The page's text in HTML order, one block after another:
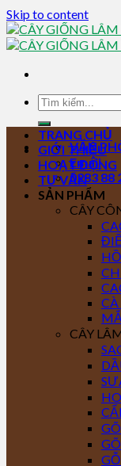
Skip to content
VĂN
Email
0283 88
TRANG CHỦ
GIỚI THIỆU
HOẠT ĐỘNG
TƯ VẤN
SẢN PHẨM
CÂY
CÀ
CÂY